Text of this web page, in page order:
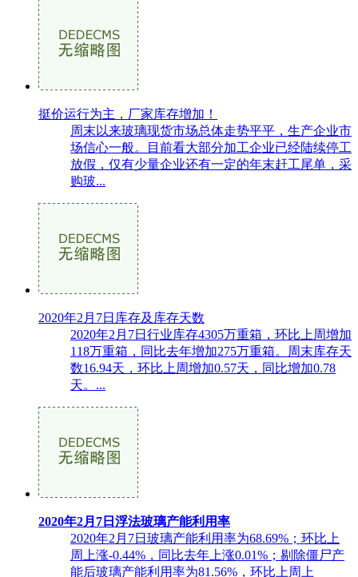
挺价运行为主，厂家库存增加！
周末以来玻璃现货市场总体走势平平，生产企业市
场信心一般。目前看大部分加工企业已经陆续停工
放假，仅有少量企业还有一定的年末赶工尾单，采
购玻...
2020年2月7日库存及库存天数
2020年2月7日行业库存4305万重箱，环比上周增加
118万重箱，同比去年增加275万重箱。周末库存天
数16.94天，环比上周增加0.57天，同比增加0.78
天。...
2020年2月7日浮法玻璃产能利用率
2020年2月7日玻璃产能利用率为68.69%；环比上
周上涨-0.44%，同比去年上涨0.01%；剔除僵尸产
能后玻璃产能利用率为81.56%，环比上周上